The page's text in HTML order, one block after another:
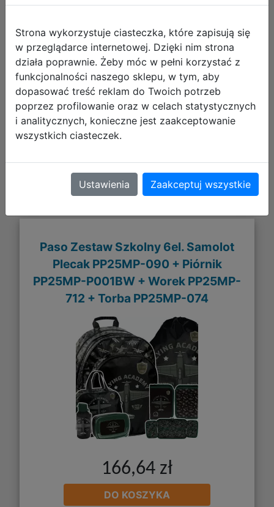
176,33 zł
DO KOSZYKA
Paso Zestaw Szkolny 6el. Samolot
Plecak PP25MP-090 + Piórnik
PP25MP-P001BW + Worek PP25MP-
712 + Torba PP25MP-074
166,64 zł
DO KOSZYKA
Strona wykorzystuje ciasteczka, które zapisują się
w przeglądarce internetowej. Dzięki nim strona
działa poprawnie. Żeby móc w pełni korzystać z
funkcjonalności naszego sklepu, w tym, aby
dopasować treść reklam do Twoich potrzeb
poprzez profilowanie oraz w celach statystycznych
i analitycznych, konieczne jest zaakceptowanie
wszystkich ciasteczek.
Ustawienia Zaakceptuj wszystkie